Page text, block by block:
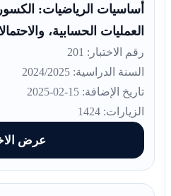
أساسيات الرياضيات: الكسور،
العمليات الحسابية،
رقم الاختبار: 201
السنة الدراسية: 2024/2025
تاريخ الإضافة: 15-02-2025
الزيارات: 1424
عرض